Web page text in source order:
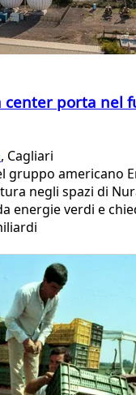
center porta nel
, Cagliari
gruppo americano
negli spazi di
energie verdi e